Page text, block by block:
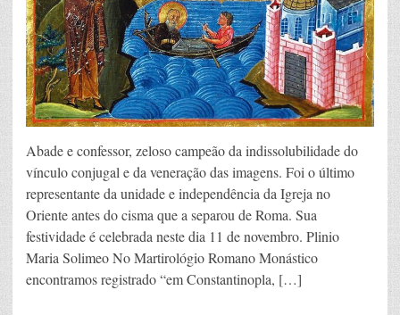
Abade e confessor, zeloso campeão da indissolubilidade do
vínculo conjugal e da veneração das imagens. Foi o último
representante da unidade e independência da Igreja no
Oriente antes do cisma que a separou de Roma. Sua
festividade é celebrada neste dia 11 de novembro. Plinio
Maria Solimeo No Martirológio Romano Monástico
encontramos registrado “em Constantinopla, […]